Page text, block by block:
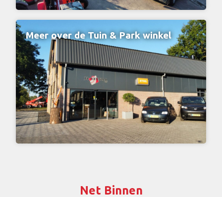
Meer over de Tuin & Park winkel
Net Binnen